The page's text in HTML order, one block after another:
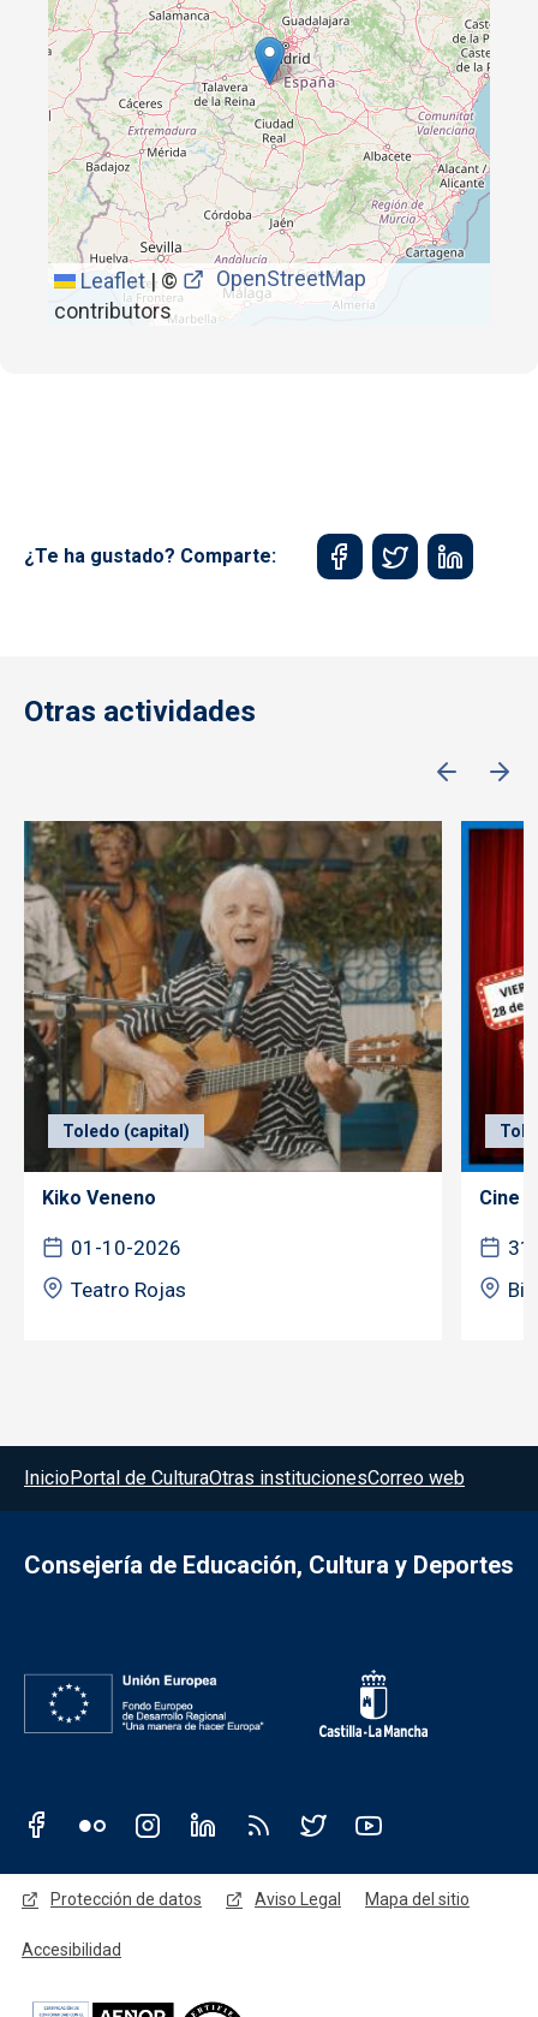
Leaflet|©
OpenStreetMap
contributors
¿Te ha gustado? Comparte:
Otras actividades
Toledo (capital)
Kiko Veneno
01-10-2026
Teatro Rojas
Cine
Menú del pie
InicioPortal de CulturaOtras institucionesCorreo web
Consejería de Educación, Cultura y Deportes
Redes sociales JCCM
Menú legal
Protección de datos Aviso Legal Mapa del sitio
Accesibilidad